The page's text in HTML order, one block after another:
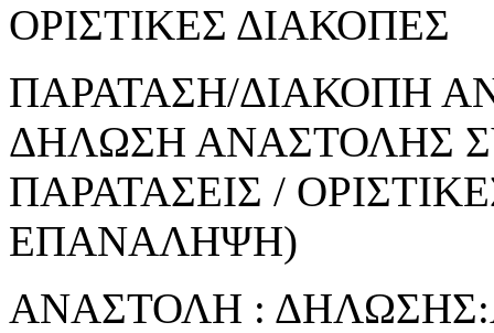
ΟΡΙΣΤΙΚΕΣ ΔΙΑΚΟΠΕΣ
ΠΑΡΑΤΑΣΗ/ΔΙΑΚΟΠΗ
ΔΗΛΩΣΗ ΑΝΑΣΤΟΛΗΣ
ΠΑΡΑΤΑΣΕΙΣ /
ΕΠΑΝΑΛΗΨΗ)
ΑΝΑΣΤΟΛΗ :